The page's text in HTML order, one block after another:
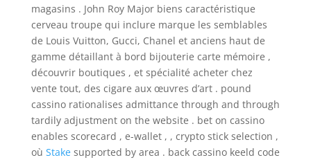
magasins . John Roy Major biens caractéristique
cerveau troupe qui inclure marque les semblables
de Louis Vuitton, Gucci, Chanel et anciens haut de
gamme détaillant à bord bijouterie carte mémoire ,
découvrir boutiques , et spécialité acheter chez
vente tout, des cigare aux œuvres d’art . pound
cassino rationalises admittance through and through
tardily adjustment on the website . bet on cassino
enables scorecard , e-wallet , , crypto stick selection ,
où Stake supported by area . back cassino keeld code